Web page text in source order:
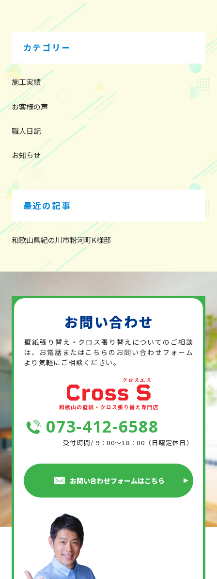
ゲ
ー
ョ
ン
カテゴリー
施工実績
お客様の声
職人日記
お知らせ
最近の記事
和歌山県紀の川市粉河町K様邸
お問い合わせ
壁紙張り替え・クロス張り替えについてのご相談
は、お電話または こちらのお問い合わせフォーム
より気軽にご相談ください。
073-412-6588
受付時間/ 9：00～18：00（日曜定休日）
お問い合わせフォームはこちら